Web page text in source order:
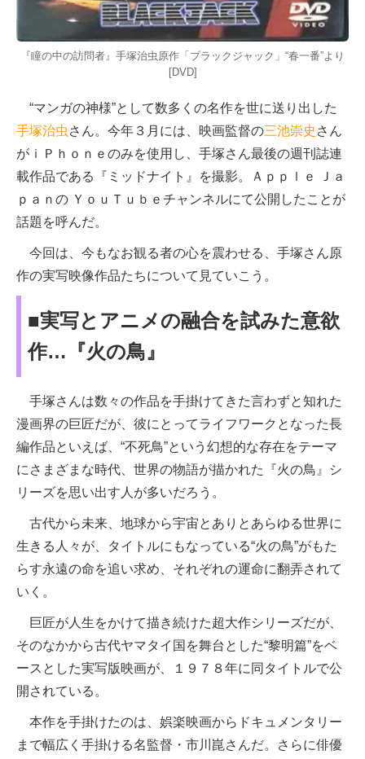
『瞳の中の訪問者』手塚治虫原作「ブラックジャック」“春一番”より
[DVD]
“マンガの神様”として数多くの名作を世に送り出した
手塚治虫 さん。今年３月には、映画監督の三池崇史 さん
がｉＰｈｏｎｅのみを使用し、手塚さん最後の週刊誌連
載作品である『ミッドナイト』を撮影。Ａｐｐｌｅ Ｊａ
ｐａｎの ＹｏｕＴｕｂｅチャンネルにて公開したことが
話題を呼んだ。
今回は、今もなお観る者の心を震わせる、手塚さん原
作の実写映像作品たちについて見ていこう。
■実写とアニメの融合を試みた意欲
作…『火の鳥』
手塚さんは数々の作品を手掛けてきた言わずと知れた
漫画界の巨匠だが、彼にとってライフワークとなった長
編作品といえば、“不死鳥”という幻想的な存在をテーマ
にさまざまな時代、世界の物語が描かれた『火の鳥』シ
リーズを思い出す人が多いだろう。
古代から未来、地球から宇宙とありとあらゆる世界に
生きる人々が、タイトルにもなっている“火の鳥”がもた
らす永遠の命を追い求め、それぞれの運命に翻弄されて
いく。
巨匠が人生をかけて描き続けた超大作シリーズだが、
そのなかから古代ヤマタイ国を舞台とした“黎明篇”をベ
ースとした実写版映画が、１９７８年に同タイトルで公
開されている。
本作を手掛けたのは、娯楽映画からドキュメンタリー
まで幅広く手掛ける名監督・市川崑さんだ。さらに俳優